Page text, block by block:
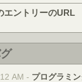
エントリーのURL
AM - プログラミ